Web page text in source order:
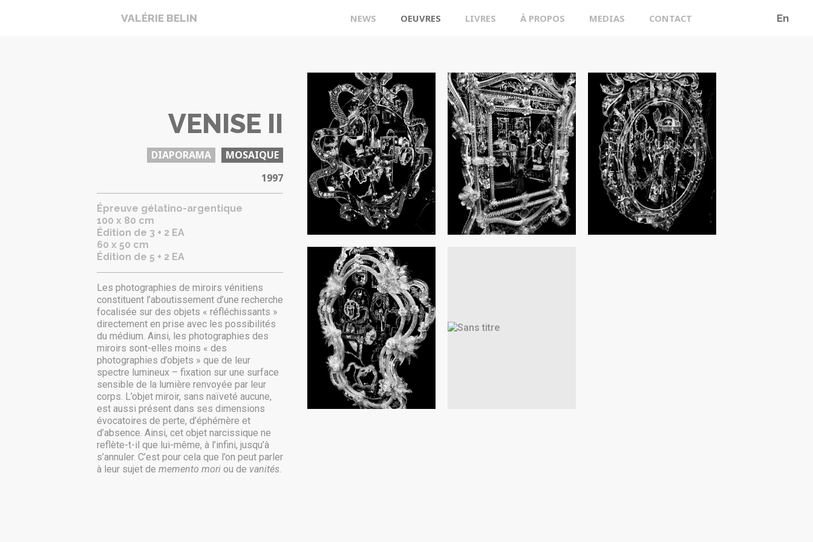
En
VALÉRIE BELIN NEWS OEUVRES LIVRES À PROPOS MEDIAS CONTACT
VENISE II
MOSAIQUE
DIAPORAMA
1997
Épreuve gélatino-argentique
100 x 80 cm
Édition de 3 + 2 EA
60 x 50 cm
Édition de 5 + 2 EA
Les photographies de miroirs vénitiens
constituent l’aboutissement d’une recherche
focalisée sur des objets « réfléchissants »
directement en prise avec les possibilités
du médium. Ainsi, les photographies des
miroirs sont-elles moins « des
photographies d’objets » que de leur
spectre lumineux – fixation sur une surface
sensible de la lumière renvoyée par leur
corps. L’objet miroir, sans naïveté aucune,
est aussi présent dans ses dimensions
évocatoires de perte, d’éphémère et
d’absence. Ainsi, cet objet narcissique ne
reflète-t-il que lui-même, à l’infini, jusqu’à
s’annuler. C’est pour cela que l’on peut parler
à leur sujet de memento mori ou de vanités.